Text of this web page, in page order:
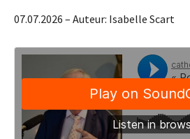
07.07.2026 – Auteur: Isabelle Scart